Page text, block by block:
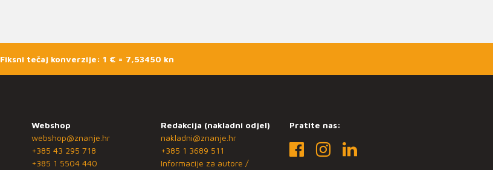
Fiksni tečaj konverzije: 1 € = 7,53450 kn
Webshop
webshop@znanje.hr
+385 43 295 718
+385 1 5504 440
Redakcija (nakladni odjel)
nakladni@znanje.hr
+385 1 3689 511
Informacije za autore /
Pratite nas: